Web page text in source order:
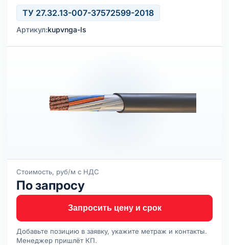
ТУ 27.32.13-007-37572599-2018
Артикул:kupvnga-ls
Стоимость, руб/м с НДС
По запросу
Запросить цену и срок
Добавьте позицию в заявку, укажите метраж и контакты.
Менеджер пришлёт КП.